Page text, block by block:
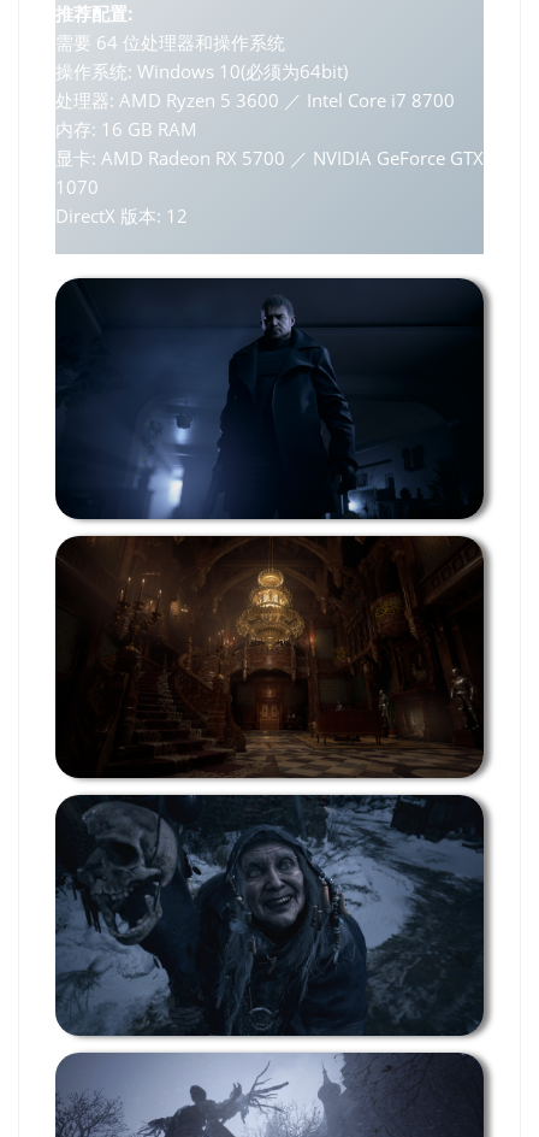
推荐配置:
需要 64 位处理器和操作系统
操作系统: Windows 10(必须为64bit)
处理器: AMD Ryzen 5 3600 ／ Intel Core i7 8700
内存: 16 GB RAM
显卡: AMD Radeon RX 5700 ／ NVIDIA GeForce GTX
1070
DirectX 版本: 12